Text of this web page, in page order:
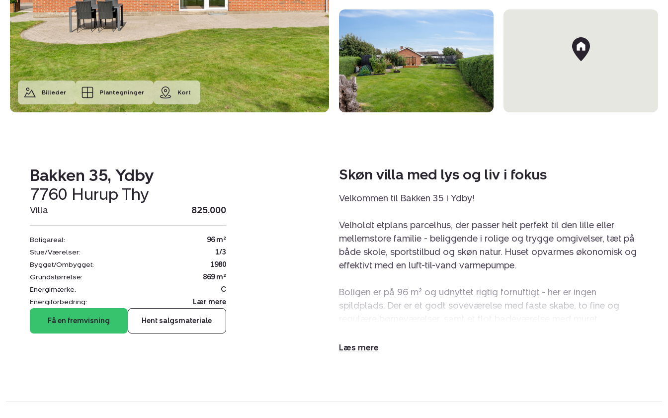
Billeder Plantegninger Kort
Bakken 35, Ydby
7760 Hurup Thy
Villa 825.000
Boligareal:
96 m²
Stue/Værelser:
1/3
Bygget/Ombygget:
1980
Grundstørrelse:
869 m²
Energimærke:
C
Energiforbedring:
Lær mere
Få en fremvisning Hent salgsmateriale
Skøn villa med lys og liv i fokus
Velkommen til Bakken 35 i Ydby!
Velholdt etplans parcelhus, der passer helt perfekt til den lille eller
mellemstore familie - beliggende i rolige og trygge omgivelser, tæt på
både skole, sportstilbud og skøn natur. Huset opvarmes økonomisk og
effektivt med en luft-til-vand varmepumpe.
Boligen er på 96 m² og udnyttet rigtig fornuftigt - her er ingen
spildplads. Der er et godt soveværelse med faste skabe, to fine og
fliseterrasse, hvor solen kan nydes det meste af dagen.